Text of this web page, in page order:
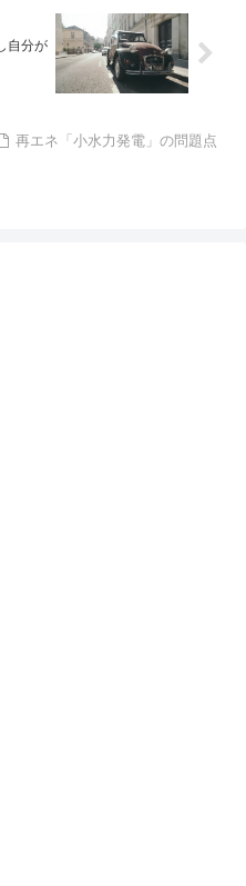
自分が
再エネ「小水力発電」の問題点